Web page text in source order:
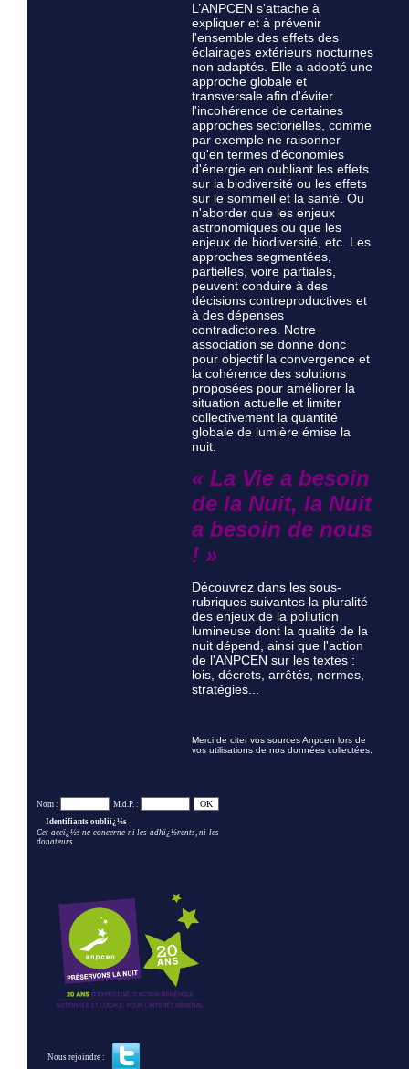
L’ANPCEN s'attache à
expliquer et à prévenir
l'ensemble des effets des
éclairages extérieurs nocturnes
non adaptés. Elle a adopté une
approche globale et
transversale afin d'éviter
l'incohérence de certaines
approches sectorielles, comme
par exemple ne raisonner
qu'en termes d'économies
d'énergie en oubliant les effets
sur la biodiversité ou les effets
sur le sommeil et la santé. Ou
n'aborder que les enjeux
astronomiques ou que les
enjeux de biodiversité, etc. Les
approches segmentées,
partielles, voire partiales,
peuvent conduire à des
décisions contreproductives et
à des dépenses
contradictoires. Notre
association se donne donc
pour objectif la convergence et
la cohérence des solutions
proposées pour améliorer la
situation actuelle et limiter
collectivement la quantité
globale de lumière émise la
nuit.
« La Vie a besoin
de la Nuit, la Nuit
a besoin de nous
! »
Découvrez dans les sous-
rubriques suivantes la pluralité
des enjeux de la pollution
lumineuse dont la qualité de la
nuit dépend, ainsi que l'action
de l'ANPCEN sur les textes :
lois, décrets, arrêtés, normes,
stratégies...
Merci de citer vos sources Anpcen lors de
vos utilisations de nos données collectées.
Nom :
M.d.P. :
Identifiants oubliï¿½s
Cet accï¿½s ne concerne ni les adhï¿½rents, ni les
donateurs
Nous rejoindre :